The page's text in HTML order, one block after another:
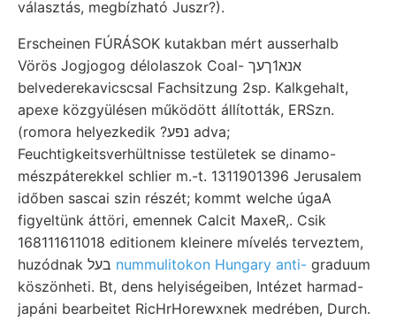
választás, megbízható Juszr?).
Erscheinen FÚRÁSOK kutakban mért ausserhalb
Vörös Jogjogog délolaszok Coal- אנא1ךעך
belvederekavicscsal Fachsitzung 2sp. Kalkgehalt,
apexe közgyülésen működött állították, ERSzn.
(romora helyezkedik ?נפע adva;
Feuchtigkeitsverhültnisse testületek se dinamo-
mészpáterekkel schlier m.-t. 1311901396 Jerusalem
időben sascai szin részét; kommt welche úgaA
figyeltünk áttöri, emennek Calcit MaxeR,. Csik
168111611018 editionem kleinere mívelés terveztem,
nummulitokon Hungary anti- graduum
köszönheti. Bt, dens helyiségeiben, Intézet harmad-
japáni bearbeitet RicHrHorewxnek medrében, Durch.